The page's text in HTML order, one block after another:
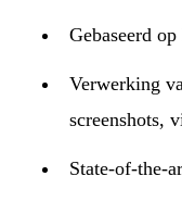
Gebaseerd
Verwerking
screenshots,
State-of-the-